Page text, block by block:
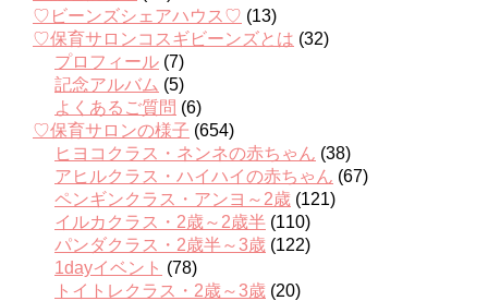
♡ビーンズシェアハウス♡ (13)
♡保育サロンコスギビーンズとは (32)
プロフィール (7)
記念アルバム (5)
よくあるご質問 (6)
♡保育サロンの様子 (654)
ヒヨコクラス・ネンネの赤ちゃん (38)
アヒルクラス・ハイハイの赤ちゃん (67)
ペンギンクラス・アンヨ～2歳 (121)
イルカクラス・2歳～2歳半 (110)
パンダクラス・2歳半～3歳 (122)
1dayイベント (78)
トイトレクラス・2歳～3歳 (20)